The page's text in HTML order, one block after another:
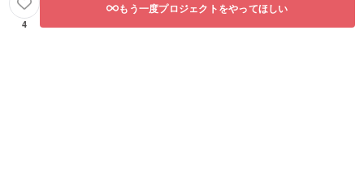
4
もう一度プロジェクトをやってほしい